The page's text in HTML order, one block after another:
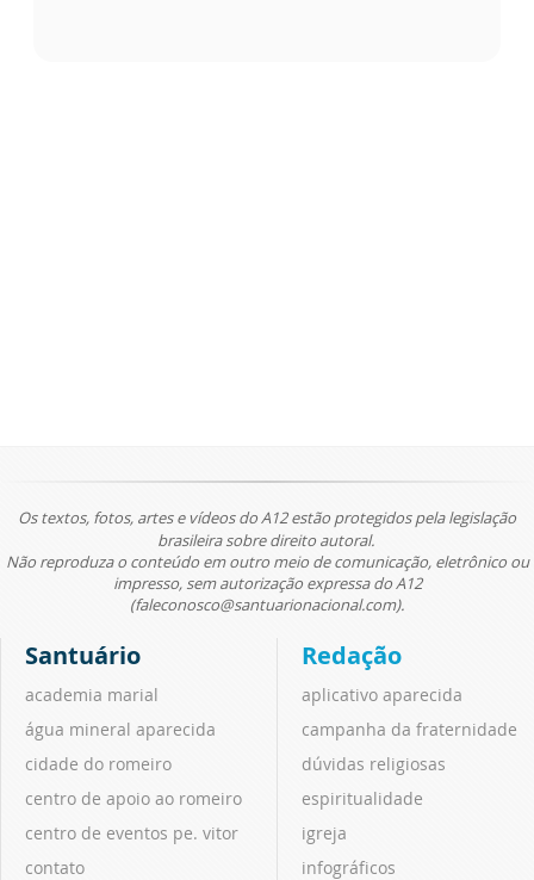
Os textos, fotos, artes e vídeos do A12 estão protegidos pela legislação
brasileira sobre direito autoral.
Não reproduza o conteúdo em outro meio de comunicação, eletrônico ou
impresso, sem autorização expressa do A12
(faleconosco@santuarionacional.com).
Santuário
academia marial
água mineral aparecida
cidade do romeiro
centro de apoio ao romeiro
centro de eventos pe. vitor
contato
Redação
aplicativo aparecida
campanha da fraternidade
dúvidas religiosas
espiritualidade
igreja
infográficos